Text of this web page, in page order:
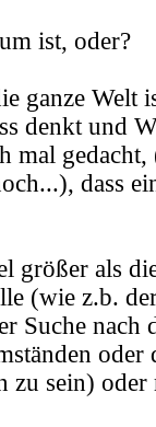
ist, oder?
ganze Welt
denkt und
mal
dass
größer als
(wie z.b.
Suche nach
oder
zu sein)